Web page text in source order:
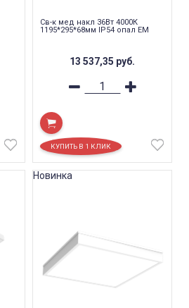
Св-к мед накл 36Вт 4000К
1195*295*68мм IP54 опал EM
13 537,35 руб.
Новинка